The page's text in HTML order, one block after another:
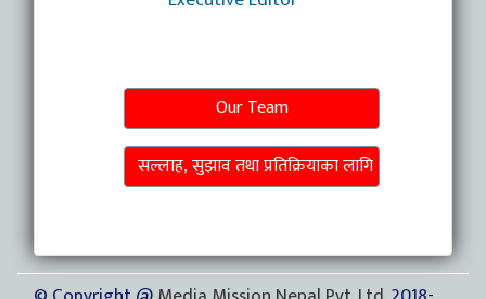
Our Team
सल्लाह, सुझाव तथा प्रतिक्रियाका लागि